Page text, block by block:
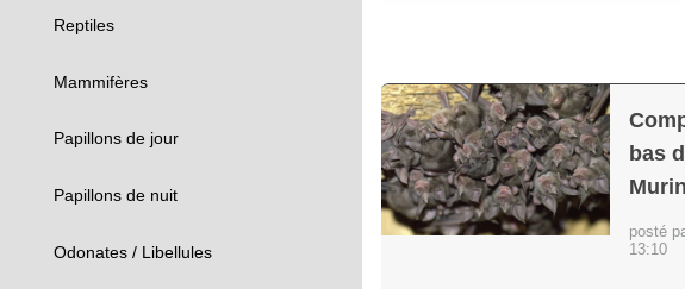
Reptiles
Mammifères
Papillons de jour
Papillons de nuit
Odonates / Libellules
bas
posté
13:10